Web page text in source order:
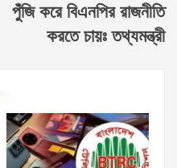
পুঁজি করে বিএনপির রাজনীতি
করতে চায়ঃ তথ্যমন্ত্রী